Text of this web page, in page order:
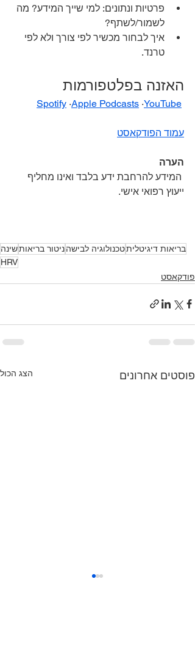
פרטיות ונתונים: למי שייך המידע? מה
לשמור/לשתף?
איך לבחור מכשיר לפי צורך ולא לפי
טרנד.
האזנה בפלטפורמות
Spotify ·Apple Podcasts ·YouTube
עמוד הפודקאסט
הערה
המידע להרחבת ידע בלבד ואינו מחליף
ייעוץ רפואי אישי.
בריאות דיגיטליתטכנולוגיה לבישהניטור בריאותשינה
HRV
פודקאסט
פוסטים אחרונים הצג הכול